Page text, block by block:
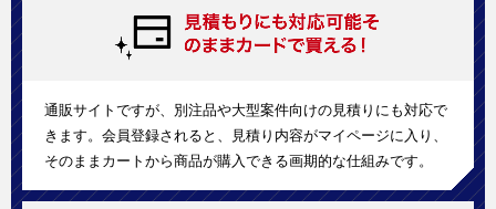
通販サイトですが、別注品や大型案件向けの見積りにも対応で
きます。会員登録されると、見積り内容がマイページに入り、
そのままカートから商品が購入できる画期的な仕組みです。